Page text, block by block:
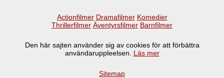
Actionfilmer Dramafilmer Komedier
Thrillerfilmer Äventyrsfilmer Barnfilmer
Den här sajten använder sig av cookies för att förbättra
användaruppleelsen. Läs mer
Sitemap